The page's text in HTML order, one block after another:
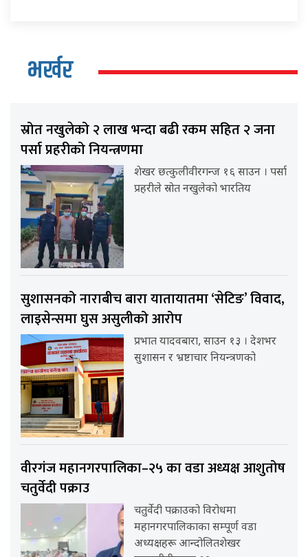
भर्खर
स्रोत नखुलेको २ लाख भन्दा बढी रकम सहित २ जना
पर्सा प्रहरीको नियन्त्रणमा
शेखर छत्कुलीवीरगन्ज १६ साउन । पर्सा
प्रहरीले स्रोत नखुलेको भारतिय
सुशासनको नाराबीच बारा यातायातमा ‘सेटिङ’ विवाद,
लाइसेन्समा घुस असुलीको आरोप
प्रभात यादवबारा, साउन १३ । देशभर
सुशासन र भ्रष्टाचार नियन्त्रणको
वीरगंज महानगरपालिका–२५ का वडा अध्यक्ष आशुतोष
चतुर्वेदी पक्राउ
चतुर्वेदी पक्राउको विरोधमा
महानगरपालिकाका सम्पूर्ण वडा
अध्यक्षहरू आन्दोलितशेखर